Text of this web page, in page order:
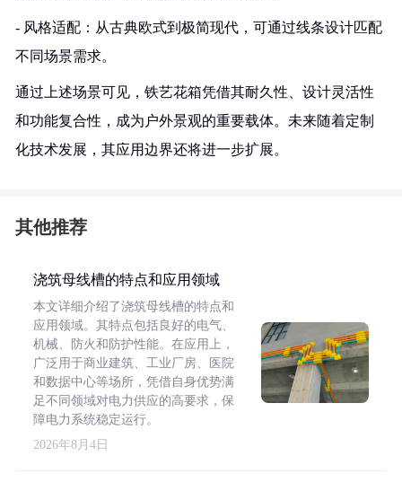
- 风格适配：从古典欧式到极简现代，可通过线条设计匹配
不同场景需求。
通过上述场景可见，铁艺花箱凭借其耐久性、设计灵活性
和功能复合性，成为户外景观的重要载体。未来随着定制
化技术发展，其应用边界还将进一步扩展。
其他推荐
浇筑母线槽的特点和应用领域
本文详细介绍了浇筑母线槽的特点和
应用领域。其特点包括良好的电气、
机械、防火和防护性能。在应用上，
广泛用于商业建筑、工业厂房、医院
和数据中心等场所，凭借自身优势满
足不同领域对电力供应的高要求，保
障电力系统稳定运行。
2026年8月4日